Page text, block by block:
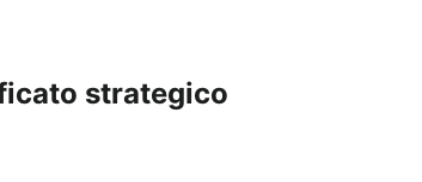
strategico